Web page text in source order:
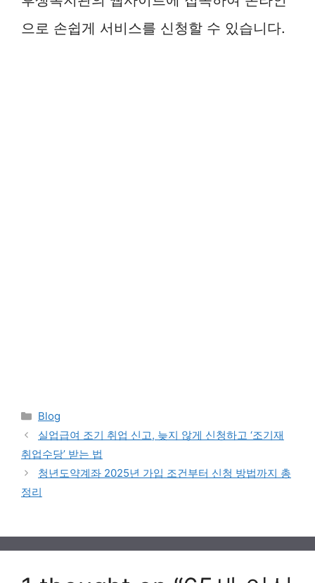
으로 손쉽게 서비스를 신청할 수 있습니다.
Categories
Blog
실업급여 조기 취업 신고, 늦지 않게 신청하고 ‘조기재
취업수당’ 받는 법
청년도약계좌 2025년 가입 조건부터 신청 방법까지 총
정리